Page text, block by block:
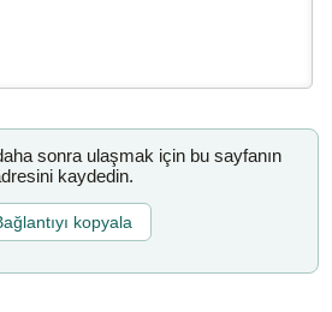
sonra ulaşmak için bu sayfanın
kaydedin.
kopyala